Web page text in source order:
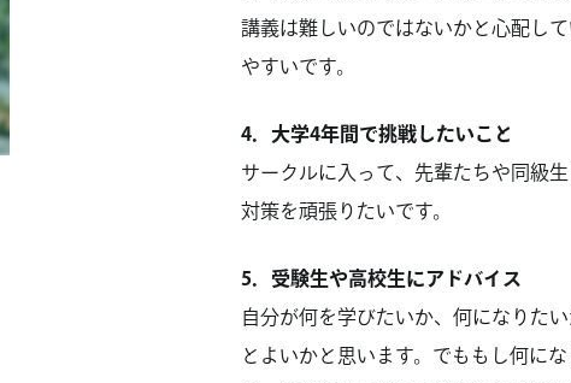
講義は難しいのではないかと心配し
やすいです。
4．大学4年間で挑戦したいこと
サークルに入って、先輩たちや同級
対策を頑張りたいです。
5．受験生や高校生にアドバイス
自分が何を学びたいか、何になりた
とよいかと思います。でももし何に